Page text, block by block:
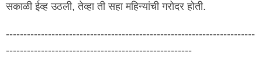
सकाळी ईव्ह उठली, तेव्हा ती सहा महिन्यांची गरोदर होती.
-----------------------------------------------------------------------
-----------------------------------------------------